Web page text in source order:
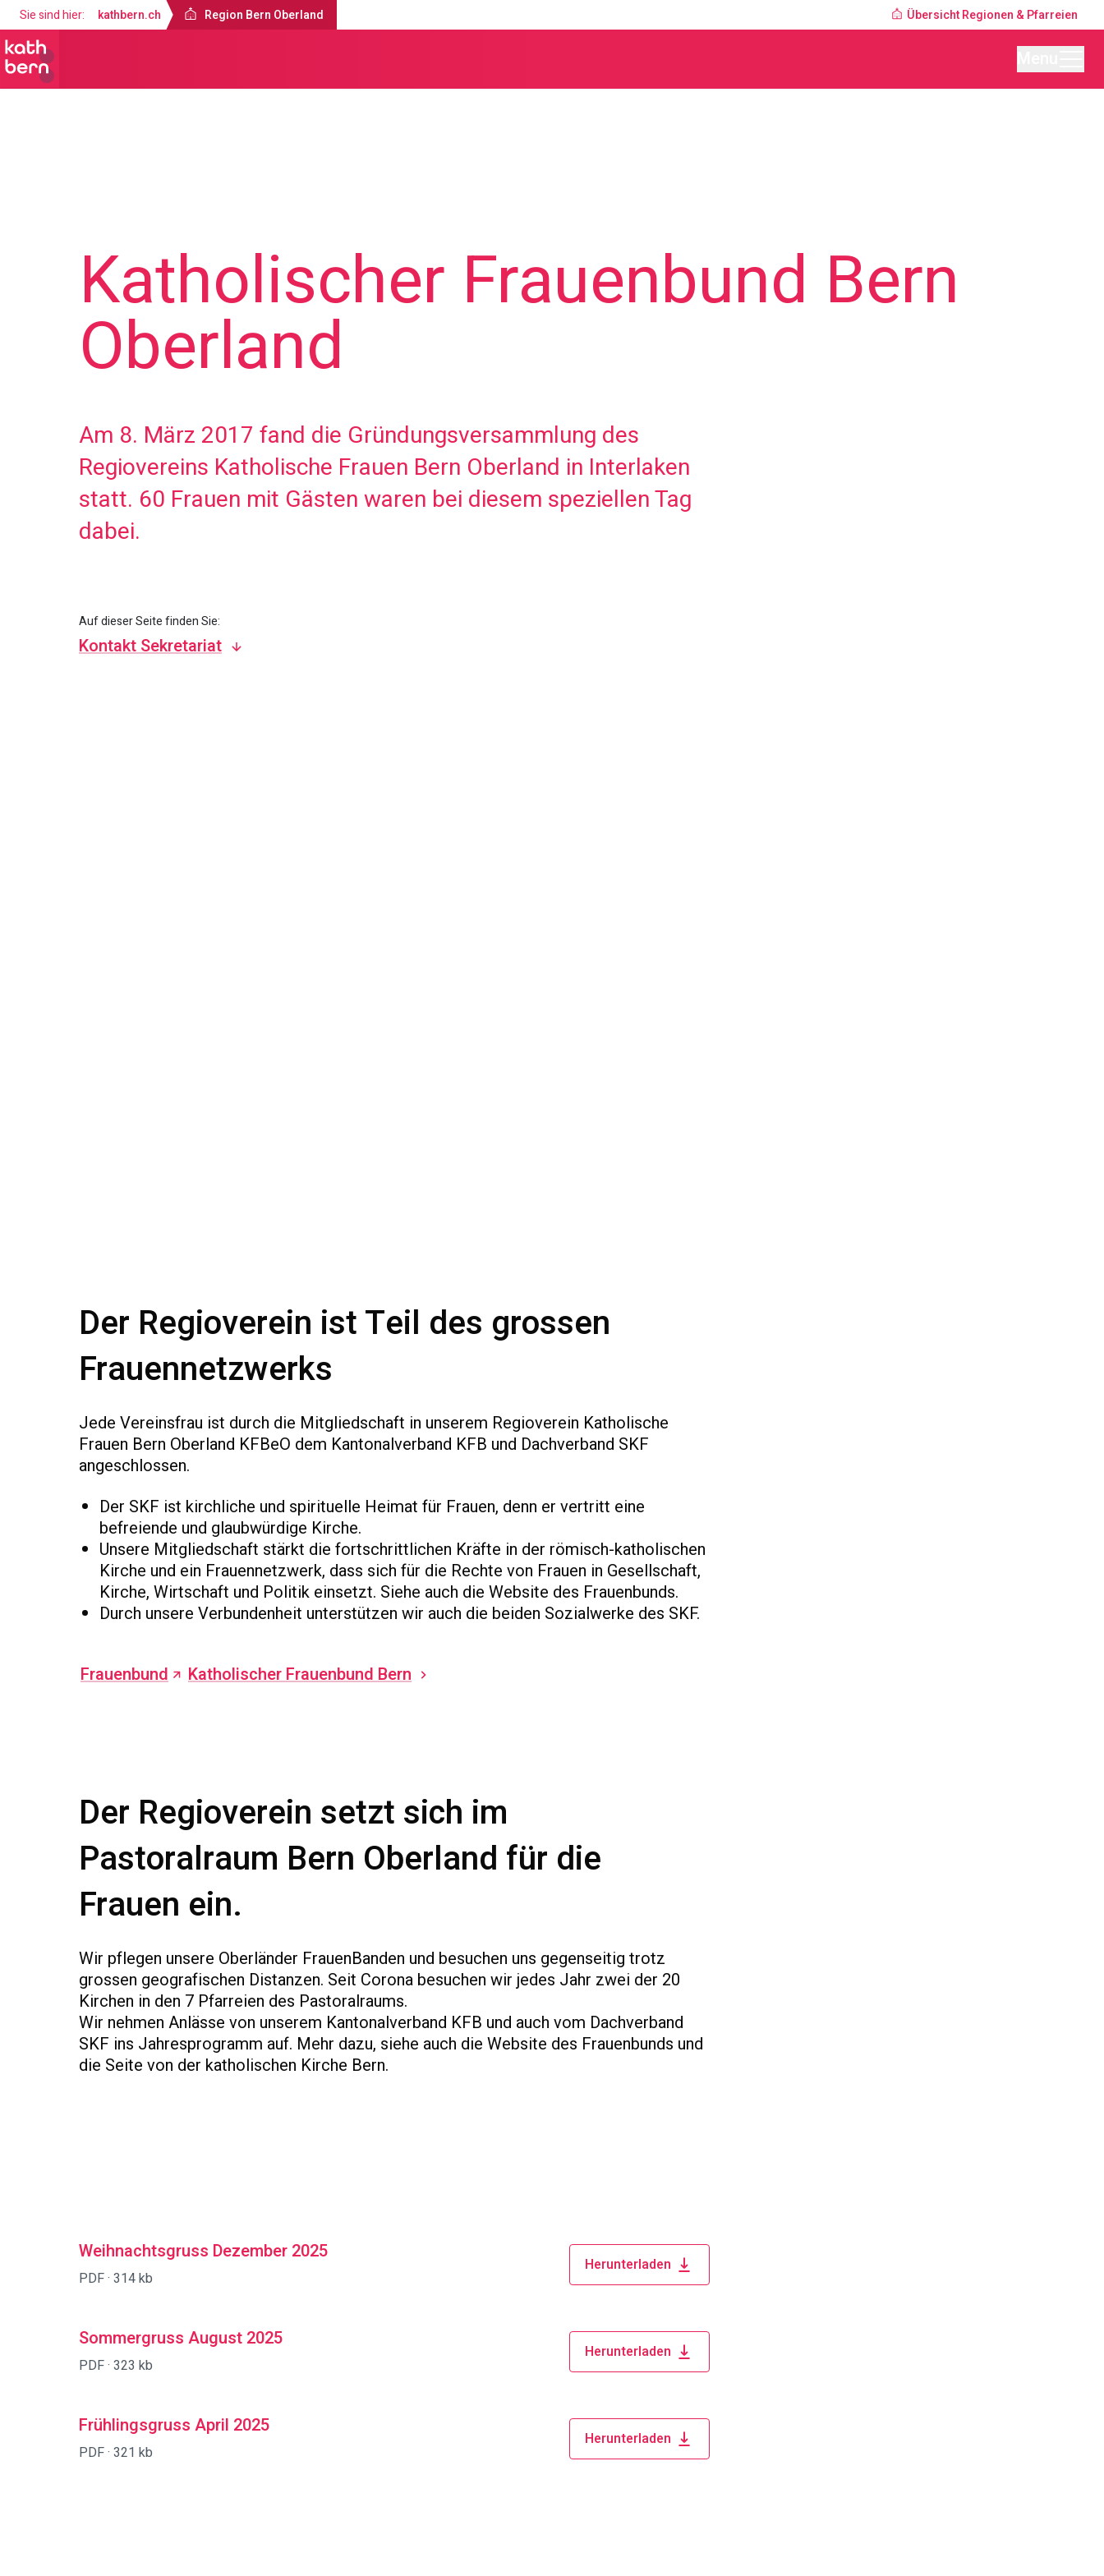
Sie sind hier: kathbern.ch Region Bern Oberland Übersicht Regionen & Pfarreien
Katholischer Frauenbund Bern
Oberland
Am 8. März 2017 fand die Gründungsversammlung des
Regiovereins Katholische Frauen Bern Oberland in Interlaken
statt. 60 Frauen mit Gästen waren bei diesem speziellen Tag
dabei.
Auf dieser Seite finden Sie:
Kontakt Sekretariat
Der Regioverein ist Teil des grossen
Frauennetzwerks
Jede Vereinsfrau ist durch die Mitgliedschaft in unserem Regioverein Katholische
Frauen Bern Oberland KFBeO dem Kantonalverband KFB und Dachverband SKF
angeschlossen.
Der SKF ist kirchliche und spirituelle Heimat für Frauen, denn er vertritt eine
befreiende und glaubwürdige Kirche.
Unsere Mitgliedschaft stärkt die fortschrittlichen Kräfte in der römisch-katholischen
Kirche und ein Frauennetzwerk, dass sich für die Rechte von Frauen in Gesellschaft,
Kirche, Wirtschaft und Politik einsetzt. Siehe auch die Website des Frauenbunds.
Durch unsere Verbundenheit unterstützen wir auch die beiden Sozialwerke des SKF.
Frauenbund Katholischer Frauenbund Bern
Der Regioverein setzt sich im
Pastoralraum Bern Oberland für die
Frauen ein.
Wir pflegen unsere Oberländer FrauenBanden und besuchen uns gegenseitig trotz
grossen geografischen Distanzen. Seit Corona besuchen wir jedes Jahr zwei der 20
Kirchen in den 7 Pfarreien des Pastoralraums.
Wir nehmen Anlässe von unserem Kantonalverband KFB und auch vom Dachverband
SKF ins Jahresprogramm auf. Mehr dazu, siehe auch die Website des Frauenbunds und
die Seite von der katholischen Kirche Bern.
Weihnachtsgruss Dezember 2025
PDF · 314 kb
Herunterladen
Sommergruss August 2025
PDF · 323 kb
Herunterladen
Frühlingsgruss April 2025
PDF · 321 kb
Herunterladen